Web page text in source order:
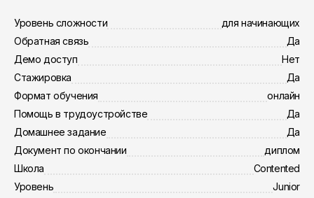
Уровень сложности
для начинающих
Обратная связь
Да
Демо доступ
Нет
Стажировка
Да
Формат обучения
онлайн
Помощь в трудоустройстве
Да
Домашнее задание
Да
Документ по окончании
диплом
Школа
Contented
Уровень
Junior